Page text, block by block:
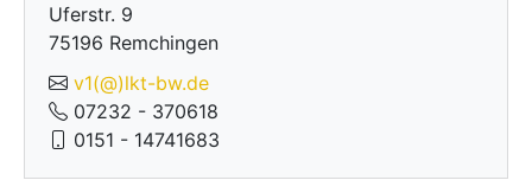
Uferstr. 9
75196 Remchingen
v1(@)lkt-bw.de
07232 - 370618
0151 - 14741683